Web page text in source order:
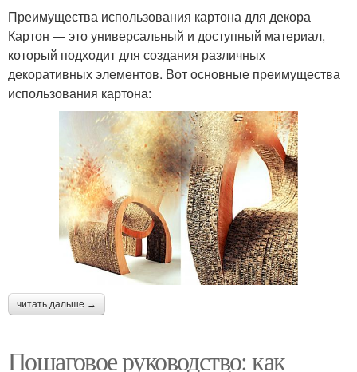
Преимущества использования картона для декора
Картон — это универсальный и доступный материал,
который подходит для создания различных
декоративных элементов. Вот основные преимущества
использования картона:
читать дальше →
Пошаговое руководство: как